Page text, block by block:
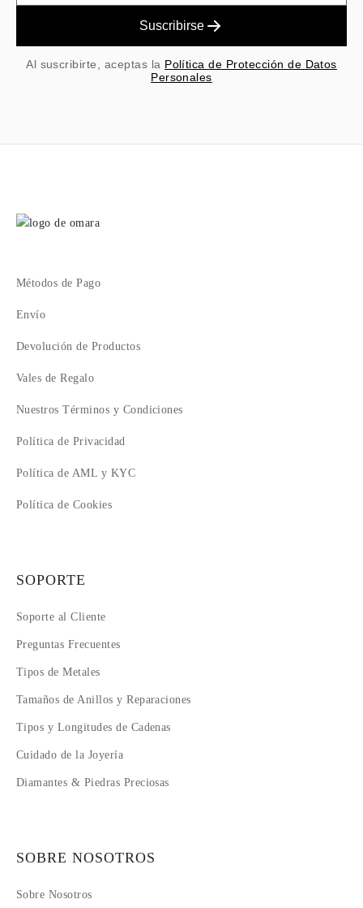
Suscribirse
Al suscribirte, aceptas la Política de Protección de Datos
Personales
Métodos de Pago
Envío
Devolución de Productos
Vales de Regalo
Nuestros Términos y Condiciones
Política de Privacidad
Política de AML y KYC
Política de Cookies
SOPORTE
Soporte al Cliente
Preguntas Frecuentes
Tipos de Metales
Tamaños de Anillos y Reparaciones
Tipos y Longitudes de Cadenas
Cuidado de la Joyería
Diamantes & Piedras Preciosas
SOBRE NOSOTROS
Sobre Nosotros